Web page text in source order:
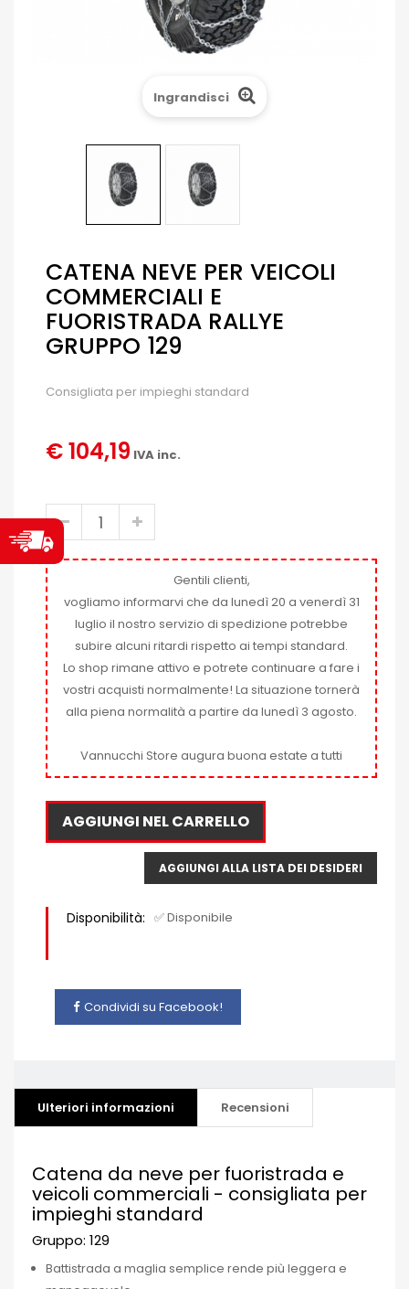
Ingrandisci
CATENA NEVE PER VEICOLI
COMMERCIALI E
FUORISTRADA RALLYE
GRUPPO 129
Consigliata per impieghi standard
€ 104,19 IVA inc.
Gentili clienti,
vogliamo informarvi che da lunedì 20 a venerdì 31
luglio il nostro servizio di spedizione potrebbe
subire alcuni ritardi rispetto ai tempi standard.
Lo shop rimane attivo e potrete continuare a fare i
vostri acquisti normalmente! La situazione tornerà
alla piena normalità a partire da lunedì 3 agosto.
Vannucchi Store augura buona estate a tutti
AGGIUNGI NEL CARRELLO
AGGIUNGI ALLA LISTA DEI DESIDERI
Disponibilità: ✅ Disponibile
Condividi su Facebook!
Ulteriori informazioni Recensioni
Catena da neve per fuoristrada e
veicoli commerciali - consigliata per
impieghi standard
Gruppo: 129
Battistrada a maglia semplice rende più leggera e